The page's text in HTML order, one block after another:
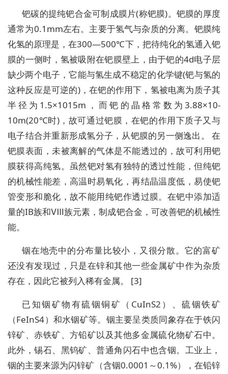
钯碳的提纯钯合金可制成膜片(称钯膜)。钯膜的厚度
通常为0.1mm左右。主要于氢气与杂质的分离。钯膜纯
化氢的原理是，在300—500℃下，把待纯化的氢通入钯
膜的一侧时，氢被吸附在钯膜壁上，由于钯的4d电子层
缺少两个电子，它能与氢生成不稳定的化学键(钯与氢的
这种反应是可逆的)，在钯的作用下，氢被电离为质子其
半径为1.5×1015m，而钯的晶格常数为3.88×10-
10m(20℃时)，故可通过钯膜，在钯的作用下质子又与
电子结合并重新形成氢分子，从钯膜的另一侧逸出。 在
钯膜表面，未被离解的气体是不能透过的，故可利用钯
膜获得高纯氢。虽然钯对氢有独特的透过性能，但纯钯
的机械性能差，高温时易氧化，再结晶温度低，易使钯
管变形和脆化，故不能用纯钯作透过膜。在钯中添加适
量的IB族和Ⅷ族元素，制成钯合金，可改善钯的机械性
能。
铟在地壳中的分布量比较小，又很分散。它的富矿
还没有发现过，只是在锌和其他一些金属矿中作为杂质
存在，因此它被列入稀有金属。 [3]
已知铟矿物有硫铟铜矿（CuInS2）、硫铟铁矿
（FeInS4）和水铟矿等。铟主要呈类质同象存在于铁闪
锌矿、赤铁矿、方铅矿以及其他多金属硫化物矿石中。
此外，锡石、黑钨矿、普通角闪石中也含铟。工业上，
铟的主要来源为闪锌矿（含铟0.0001～0.1%），在铅锌